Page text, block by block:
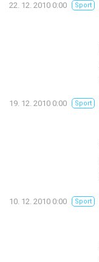
22. 12. 2010 0:00 Sport
19. 12. 2010 0:00 Sport
10. 12. 2010 0:00 Sport